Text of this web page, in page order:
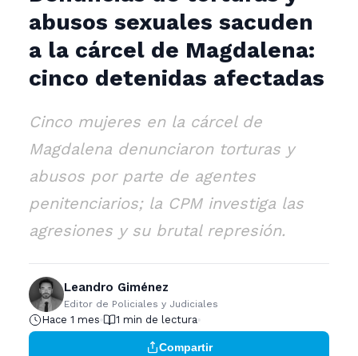
abusos sexuales sacuden
a la cárcel de Magdalena:
cinco detenidas afectadas
Cinco mujeres en la cárcel de
Magdalena denunciaron torturas y
abusos por parte de agentes
penitenciarios; la CPM investiga las
agresiones y su brutal represión.
Leandro Giménez
Editor de Policiales y Judiciales
Hace 1 mes 1 min de lectura
Compartir